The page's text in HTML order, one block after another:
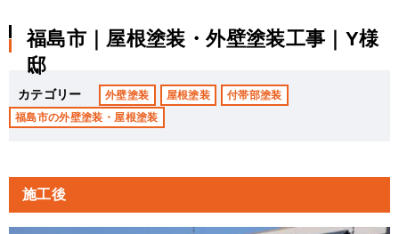
福島市｜屋根塗装・外壁塗装工事｜Y様
邸
カテゴリー 外壁塗装 屋根塗装
付帯部塗装
福島市の外壁塗装・屋根塗装
施工後